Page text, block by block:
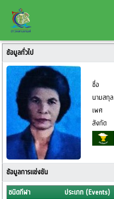
ข้อมูลทั่วไป
ชื่อ
นามสกุล
เพศ
สังกัด
ข้อมูลการแข่งขัน
ชนิดกีฬา
ประเภท (Events)